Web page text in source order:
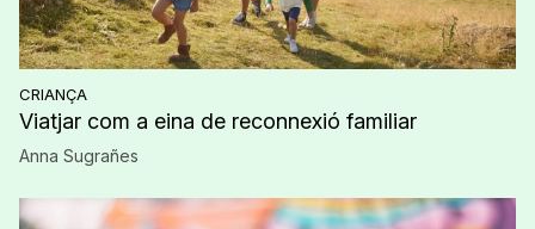
CRIANÇA
Viatjar com a eina de reconnexió familiar
Anna Sugrañes